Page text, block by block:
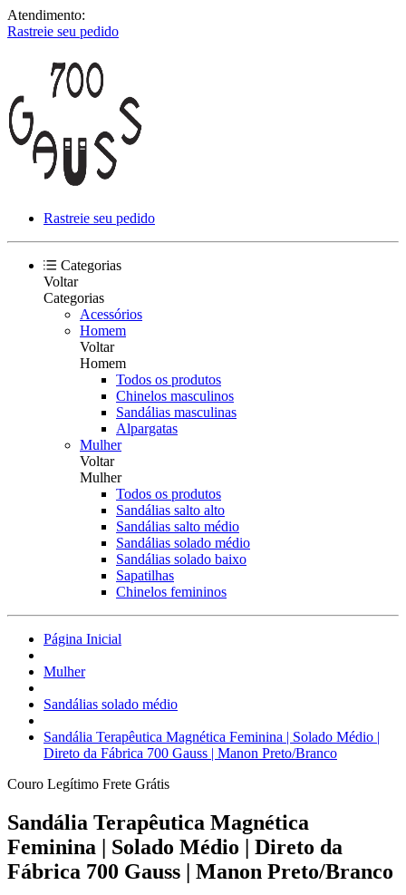
Atendimento:
Rastreie seu pedido
Rastreie seu pedido
Categorias
Voltar
Categorias
Acessórios
Homem
Voltar
Homem
Todos os produtos
Chinelos masculinos
Sandálias masculinas
Alpargatas
Mulher
Voltar
Mulher
Todos os produtos
Sandálias salto alto
Sandálias salto médio
Sandálias solado médio
Sandálias solado baixo
Sapatilhas
Chinelos femininos
Página Inicial
Mulher
Sandálias solado médio
Sandália Terapêutica Magnética Feminina | Solado Médio |
Direto da Fábrica 700 Gauss | Manon Preto/Branco
Couro Legítimo Frete Grátis
Sandália Terapêutica Magnética
Feminina | Solado Médio | Direto da
Fábrica 700 Gauss | Manon Preto/Branco